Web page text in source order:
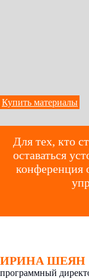
Купить материалы
Для тех, кто
оставаться
конференция
ИРИНА ШЕЯН
программный